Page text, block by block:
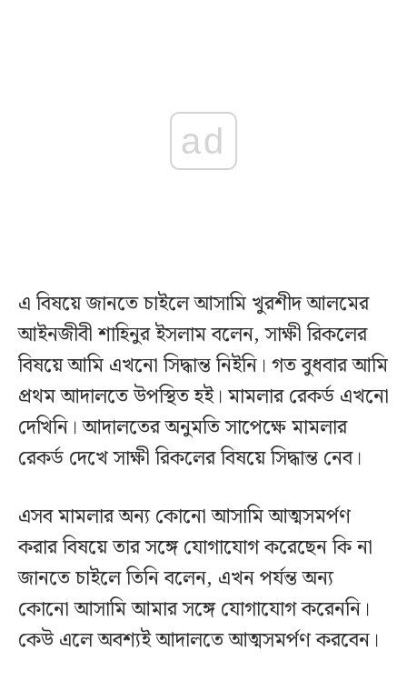
ad
এ বিষয়ে জানতে চাইলে আসামি খুরশীদ আলমের
আইনজীবী শাহিনুর ইসলাম বলেন, সাক্ষী রিকলের
বিষয়ে আমি এখনো সিদ্ধান্ত নিইনি। গত বুধবার আমি
প্রথম আদালতে উপস্থিত হই। মামলার রেকর্ড এখনো
দেখিনি। আদালতের অনুমতি সাপেক্ষে মামলার
রেকর্ড দেখে সাক্ষী রিকলের বিষয়ে সিদ্ধান্ত নেব।
এসব মামলার অন্য কোনো আসামি আত্মসমর্পণ
করার বিষয়ে তার সঙ্গে যোগাযোগ করেছেন কি না
জানতে চাইলে তিনি বলেন, এখন পর্যন্ত অন্য
কোনো আসামি আমার সঙ্গে যোগাযোগ করেননি।
কেউ এলে অবশ্যই আদালতে আত্মসমর্পণ করবেন।